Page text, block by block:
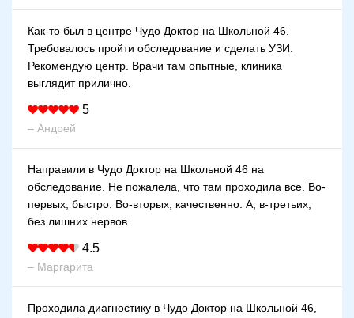
Как-то был в центре Чудо Доктор на Школьной 46.
Требовалось пройти обследование и сделать УЗИ.
Рекомендую центр. Врачи там опытные, клиника
выглядит прилично.
5
– Андрей
Направили в Чудо Доктор на Школьной 46 на
обследование. Не пожалела, что там проходила все. Во-
первых, быстро. Во-вторых, качественно. А, в-третьих,
без лишних нервов.
4.5
– Маргарита
Проходила диагностику в Чудо Доктор на Школьной 46,